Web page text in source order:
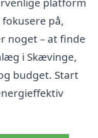
på,
noget – at finde
i Skævinge,
budget. Start